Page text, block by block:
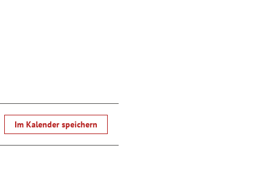
Im Kalender speichern